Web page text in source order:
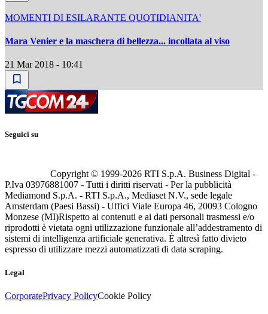
MOMENTI DI ESILARANTE QUOTIDIANITA'
Mara Venier e la maschera di bellezza... incollata al viso
21 Mar 2018 - 10:41
Seguici su
Copyright © 1999-2026 RTI S.p.A. Business Digital -
P.Iva 03976881007 - Tutti i diritti riservati - Per la pubblicità
Mediamond S.p.A. - RTI S.p.A., Mediaset N.V., sede legale
Amsterdam (Paesi Bassi) - Uffici Viale Europa 46, 20093 Cologno
Monzese (MI)Rispetto ai contenuti e ai dati personali trasmessi e/o
riprodotti è vietata ogni utilizzazione funzionale all’addestramento di
sistemi di intelligenza artificiale generativa. È altresì fatto divieto
espresso di utilizzare mezzi automatizzati di data scraping.
Legal
CorporatePrivacy PolicyCookie Policy